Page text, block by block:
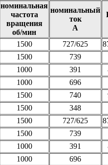
номинальная
частота
вращения
об/мин
номинальный
ток
А
1500 727/625
1500
739
1000 391
1000
696
1500 740
1500
348
1500 727/625
1500
739
1000 391
1000
696